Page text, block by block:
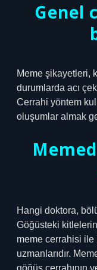
Genel
Meme şikayetleri,
durumlarda acı
Cerrahi yöntem
oluşumlar almak
Hangi doktora,
Göğüsteki
meme cerrahisi
uzmanlarıdır.
göğüs cerrahının